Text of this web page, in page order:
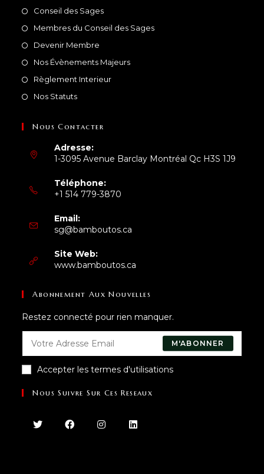
Conseil des Sages
Membres du Conseil des Sages
Devenir Membre
Nos Évènements Majeurs
Règlement Interieur
Nos Statuts
Nous Contacter
Adresse:
1-3095 Avenue Barclay Montréal Qc H3S 1J9
Téléphone:
+1 514 779-3870
Email:
sg@bamboutos.ca
Site Web:
www.bamboutos.ca
Abonnement Aux Nouvelles
Restez connecté pour rien manquer.
M'ABONNER
Accepter les termes d'utilisations
Nous Suivre Sur Ces Reseaux